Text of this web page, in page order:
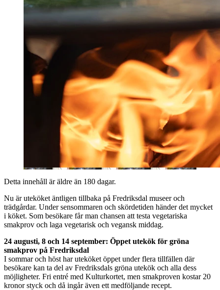
Detta innehåll är äldre än 180 dagar.
Nu är uteköket äntligen tillbaka på Fredriksdal museer och
trädgårdar. Under sensommaren och skördetiden händer det mycket
i köket. Som besökare får man chansen att testa vegetariska
smakprov och laga vegetarisk och vegansk middag.
24 augusti, 8 och 14 september: Öppet utekök för gröna
smakprov på Fredriksdal
I sommar och höst har uteköket öppet under flera tillfällen där
besökare kan ta del av Fredriksdals gröna utekök och alla dess
möjligheter. Fri entré med Kulturkortet, men smakproven kostar 20
kronor styck och då ingår även ett medföljande recept.